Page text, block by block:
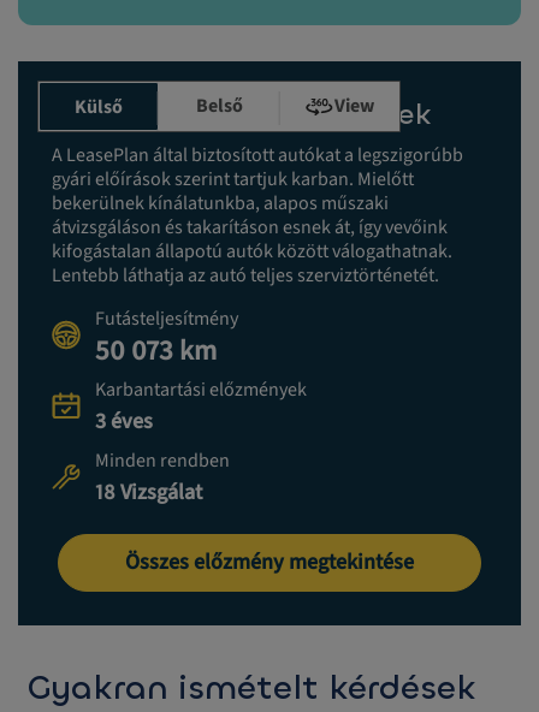
Külső Belső View
Karbantartási előzmények
A LeasePlan által biztosított autókat a legszigorúbb
gyári előírások szerint tartjuk karban. Mielőtt
bekerülnek kínálatunkba, alapos műszaki
átvizsgáláson és takarításon esnek át, így vevőink
kifogástalan állapotú autók között válogathatnak.
Lentebb láthatja az autó teljes szerviztörténetét.
Futásteljesítmény
50 073 km
Karbantartási előzmények
3 éves
Minden rendben
18 Vizsgálat
Összes előzmény megtekintése
Gyakran ismételt kérdések